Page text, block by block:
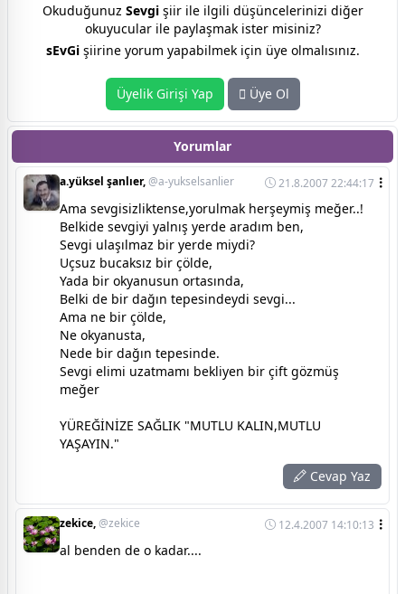
Okuduğunuz Sevgişiir ile ilgili düşüncelerinizi diğer
okuyucular ile paylaşmak ister misiniz?
sEvGişiirine yorum yapabilmek için üye olmalısınız.
Üyelik Girişi Yap Üye Ol
Yorumlar
a.yüksel şanlıer,@a-yukselsanlier 21.8.2007 22:44:17
Ama sevgisizliktense,yorulmak herşeymiş meğer..!
Belkide sevgiyi yalnış yerde aradım ben,
Sevgi ulaşılmaz bir yerde miydi?
Uçsuz bucaksız bir çölde,
Yada bir okyanusun ortasında,
Belki de bir dağın tepesindeydi sevgi...
Ama ne bir çölde,
Ne okyanusta,
Nede bir dağın tepesinde.
Sevgi elimi uzatmamı bekliyen bir çift gözmüş
meğer
YÜREĞİNİZE SAĞLIK "MUTLU KALIN,MUTLU
YAŞAYIN."
Cevap Yaz
zekice,@zekice 12.4.2007 14:10:13
al benden de o kadar....